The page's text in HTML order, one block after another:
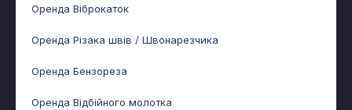
Оренда Віброкаток
Оренда Різака швів / Швонарезчика
Оренда Бензореза
Оренда Відбійного молотка